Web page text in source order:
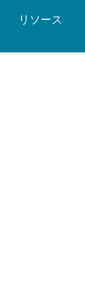
リソース